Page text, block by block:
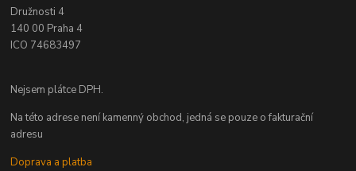
Družnosti 4
140 00 Praha 4
ICO 74683497
Nejsem plátce DPH.
Na této adrese není kamenný obchod, jedná se pouze o fakturační
adresu
Doprava a platba